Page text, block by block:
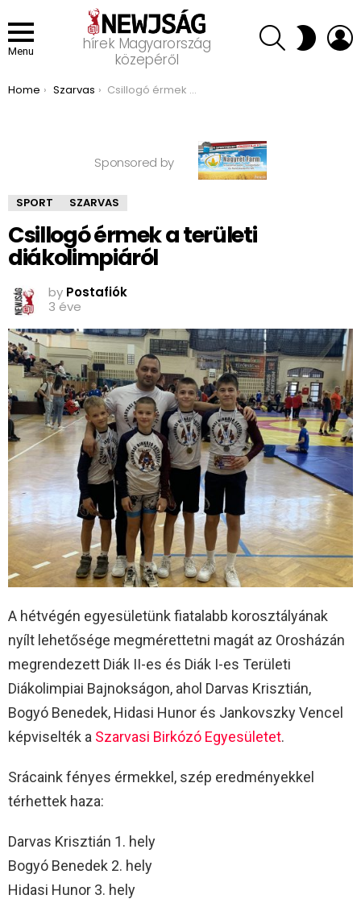
Menu
hírek Magyarország
közepéről
SEARCH SWITCH
SKIN
You are here:
Home Szarvas Csillogó érmek a területi diákolimpiáról
Sponsored by
SPORT SZARVAS
Csillogó érmek a területi
diákolimpiáról
by Postafiók
3 éve
A hétvégén egyesületünk fiatalabb korosztályának
nyílt lehetősége megmérettetni magát az Orosházán
megrendezett Diák II-es és Diák I-es Területi
Diákolimpiai Bajnokságon, ahol Darvas Krisztián,
Bogyó Benedek, Hidasi Hunor és Jankovszky Vencel
képviselték a Szarvasi Birkózó Egyesületet.
Srácaink fényes érmekkel, szép eredményekkel
térhettek haza:
Darvas Krisztián 1. hely
Bogyó Benedek 2. hely
Hidasi Hunor 3. hely